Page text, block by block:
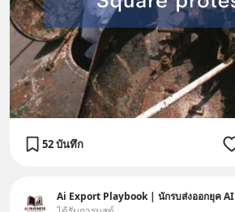
52 บันทึก
Ai Export Playbook | นักรบส่งออกยุค AI